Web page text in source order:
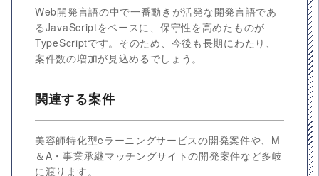
Web開発言語の中で一番動きが活発な開発言語であ
るJavaScriptをベースに、保守性を高めたものが
TypeScriptです。そのため、今後も長期にわたり、
案件数の増加が見込めるでしょう。
関連する案件
美容師特化型eラーニングサービスの開発案件や、M
＆A・事業承継マッチングサイトの開発案件など多岐
に渡ります。